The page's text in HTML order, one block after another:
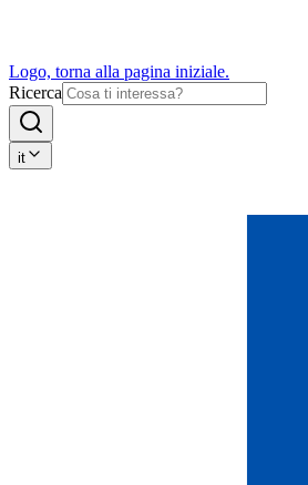
Logo, torna alla pagina iniziale.
Ricerca
it